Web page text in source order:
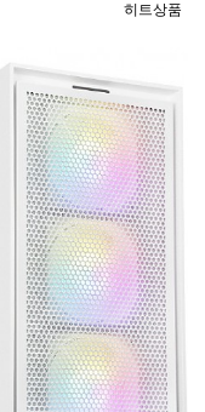
히트상품